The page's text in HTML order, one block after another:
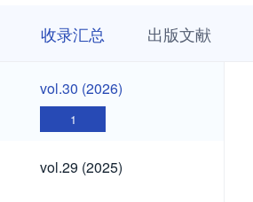
收录汇总 出版文献
vol.30
(2026)
vol.30 (2026)
1
vol.29
(2025)
vol.29 (2025)